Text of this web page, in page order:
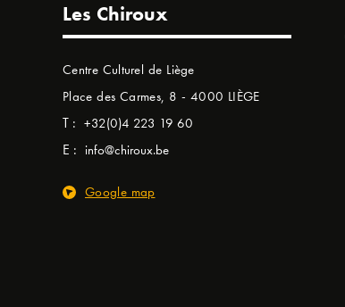
Les Chiroux
Centre Culturel de Liège
Place des Carmes, 8 - 4000 LIÈGE
T : +32(0)4 223 19 60
E : info@chiroux.be
Google map